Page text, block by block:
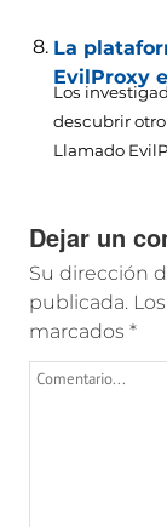
La
EvilProxy
Los
descubrir
Llamado
Dejar un
Su dirección
publicada.
marcados *